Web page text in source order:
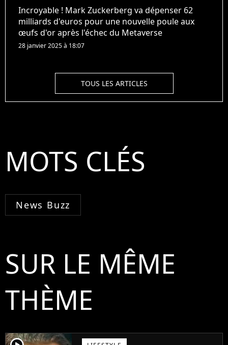
Incroyable ! Mark Zuckerberg va dépenser 62
milliards d'euros pour une nouvelle poule aux
œufs d'or après l'échec du Metaverse
28 janvier 2025 à 18:07
TOUS LES ARTICLES
MOTS CLÉS
News Buzz
SUR LE MÊME
THÈME